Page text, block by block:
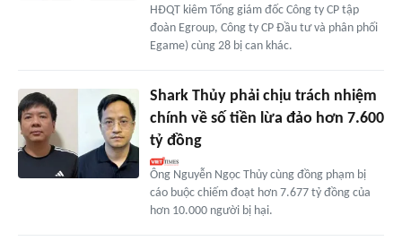
HĐQT kiêm Tổng giám đốc Công ty CP tập
đoàn Egroup, Công ty CP Đầu tư và phân phối
Egame) cùng 28 bị can khác.
Shark Thủy phải chịu trách nhiệm
chính về số tiền lừa đảo hơn 7.600
tỷ đồng
Ông Nguyễn Ngọc Thủy cùng đồng phạm bị
cáo buộc chiếm đoạt hơn 7.677 tỷ đồng của
hơn 10.000 người bị hại.